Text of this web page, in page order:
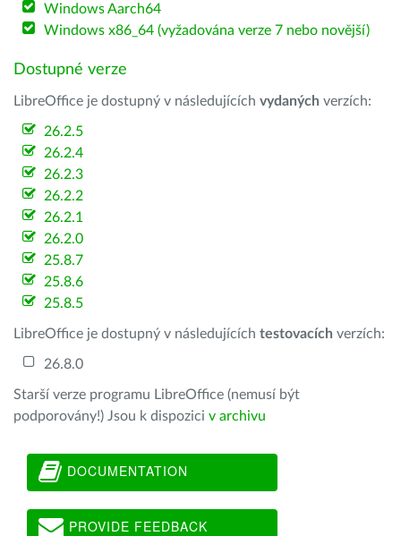
Windows Aarch64
Windows x86_64 (vyžadována verze 7 nebo novější)
Dostupné verze
LibreOffice je dostupný v následujících vydaných verzích:
26.2.5
26.2.4
26.2.3
26.2.2
26.2.1
26.2.0
25.8.7
25.8.6
25.8.5
LibreOffice je dostupný v následujících testovacích verzích:
26.8.0
Starší verze programu LibreOffice (nemusí být
podporovány!) Jsou k dispozici v archivu
DOCUMENTATION
PROVIDE FEEDBACK